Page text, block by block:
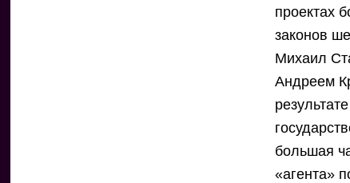
проектах
законов
Михаил
Андреем
большая
«агента»